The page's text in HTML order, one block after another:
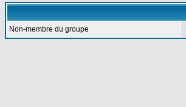
Non-membre du groupe